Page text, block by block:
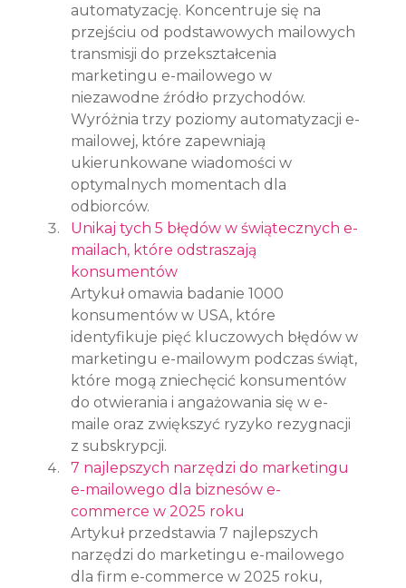
automatyzację. Koncentruje się na
przejściu od podstawowych mailowych
transmisji do przekształcenia
marketingu e-mailowego w
niezawodne źródło przychodów.
Wyróżnia trzy poziomy automatyzacji e-
mailowej, które zapewniają
ukierunkowane wiadomości w
optymalnych momentach dla
odbiorców.
Unikaj tych 5 błędów w świątecznych e-
mailach, które odstraszają
konsumentów
Artykuł omawia badanie 1000
konsumentów w USA, które
identyfikuje pięć kluczowych błędów w
marketingu e-mailowym podczas świąt,
które mogą zniechęcić konsumentów
do otwierania i angażowania się w e-
maile oraz zwiększyć ryzyko rezygnacji
z subskrypcji.
7 najlepszych narzędzi do marketingu
e-mailowego dla biznesów e-
commerce w 2025 roku
Artykuł przedstawia 7 najlepszych
narzędzi do marketingu e-mailowego
dla firm e-commerce w 2025 roku,